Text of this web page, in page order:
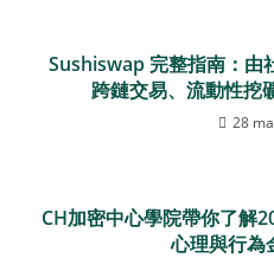
Sushiswap 完整指南：由
跨鏈交易、流動性挖
28
CH加密中心學院帶你了解
心理與行為